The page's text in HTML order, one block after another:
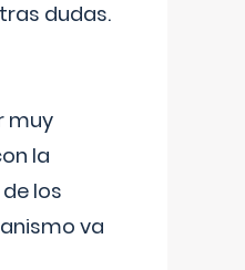
dudas.
muy
la
los
va